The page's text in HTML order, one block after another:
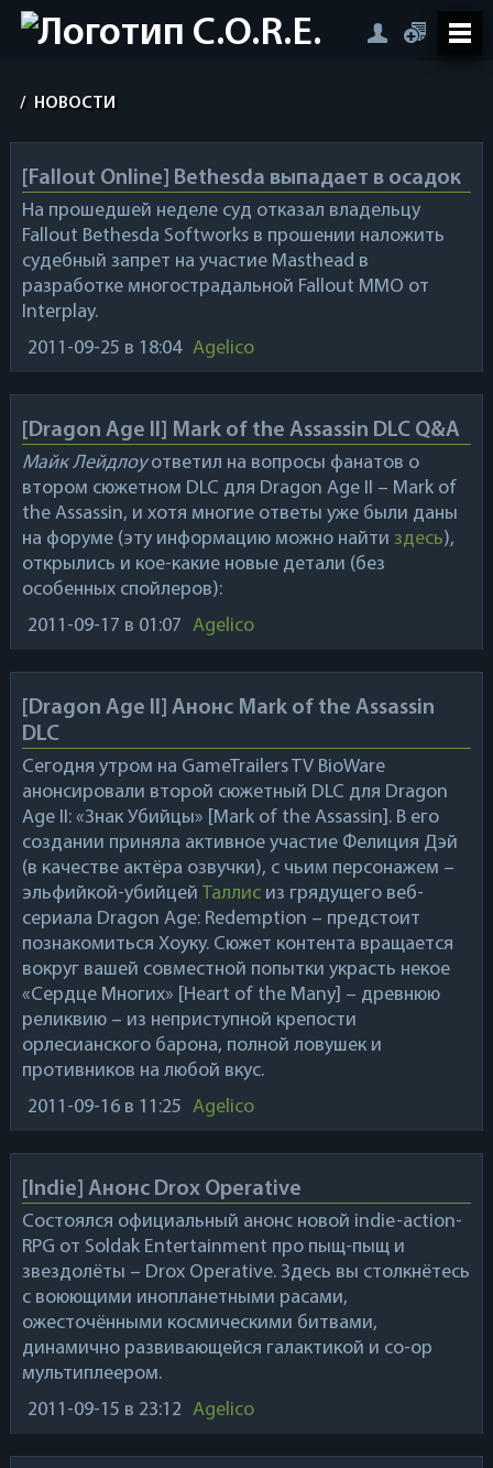
/ НОВОСТИ
[Fallout Online] Bethesda выпадает в осадок
На прошедшей неделе суд отказал владельцу
Fallout Bethesda Softworksв прошении наложить
судебный запрет на участие Masthead в
разработке многострадальной Fallout MMO от
Interplay.
2011-09-25 в 18:04 Agelico
[Dragon Age II] Mark of the Assassin DLC Q&A
Майк Лейдлоуответил на вопросы фанатов о
втором сюжетном DLC для Dragon Age II – Mark of
the Assassin, и хотя многие ответы уже были даны
на форуме (эту информацию можно найти здесь),
открылись и кое-какие новые детали (без
особенных спойлеров):
2011-09-17 в 01:07 Agelico
[Dragon Age II] Анонс Mark of the Assassin
DLC
Сегодня утром на GameTrailers TV BioWare
анонсировали второй сюжетный DLC для Dragon
Age II: «Знак Убийцы» [Mark of the Assassin]. В его
создании приняла активное участие Фелиция Дэй
(в качестве актёра озвучки), с чьим персонажем –
эльфийкой-убийцей Таллисиз грядущего веб-
сериала Dragon Age: Redemption – предстоит
познакомиться Хоуку. Сюжет контента вращается
вокруг вашей совместной попытки украсть некое
«Сердце Многих» [Heart of the Many] – древнюю
реликвию – из неприступной крепости
орлесианского барона, полной ловушек и
противников на любой вкус.
2011-09-16в 11:25 Agelico
[Indie] Анонс Drox Operative
Состоялся официальный анонс новой indie-action-
RPG от Soldak Entertainment про пыщ-пыщ и
звездолёты – Drox Operative. Здесь вы столкнётесь
с воюющими инопланетными расами,
ожесточёнными космическими битвами,
динамично развивающейся галактикой и co-op
мультиплеером.
2011-09-15 в 23:12 Agelico